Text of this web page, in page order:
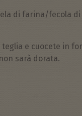
di farina/fecola
e cuocete in
sarà dorata.